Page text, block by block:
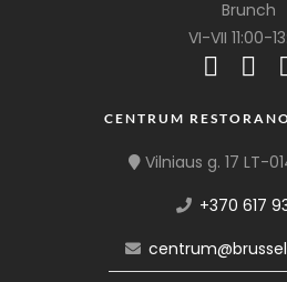
Brunch
VI-VII 11:00-
CENTRUM
Vilniaus g. 17 LT-
+370 617